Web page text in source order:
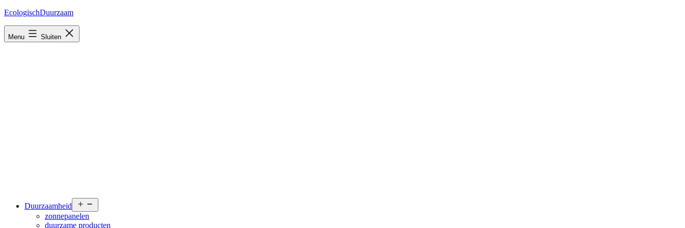
Ga
inhoud
EcologischDuurzaam
Menu Sluiten
Duurzaamheid
menu
zonnepanelen
duurzame producten